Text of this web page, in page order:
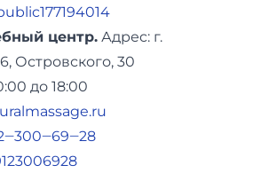
центр. Адреc: г.
Островского, 30
до 18:00